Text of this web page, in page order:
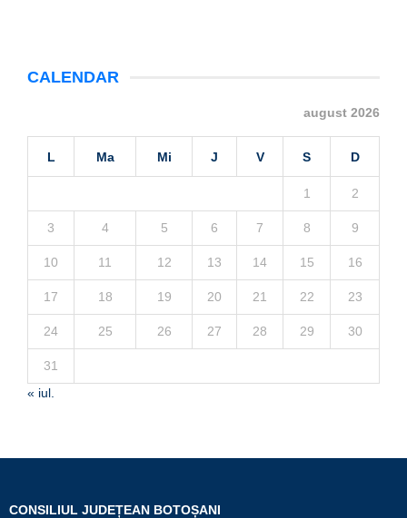
CALENDAR
august 2026
L Ma Mi J V S D
1 2
3 4 5 6 7 8 9
10 11 12 13 14 15 16
17 18 19 20 21 22 23
24 25 26 27 28 29 30
31
« iul.
CONSILIUL JUDEȚEAN BOTOȘANI